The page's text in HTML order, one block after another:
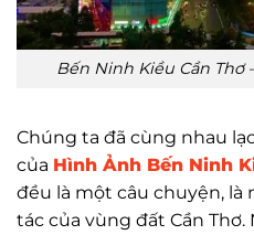
Bến Ninh Kiều Cần Thơ
Chúng ta đã cùng nhau
của Hình Ảnh Bến Ninh
đều là một câu chuyện,
tác của vùng đất Cần